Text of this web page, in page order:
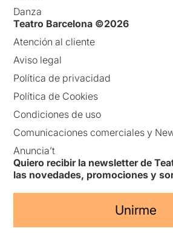
Danza
Teatro Barcelona ©2026
Atención al cliente
Aviso legal
Política de privacidad
Política de Cookies
Condiciones de uso
Comunicaciones comerciales y
Anuncia’t
Quiero recibir la newsletter de
las novedades, promociones y
Unirme